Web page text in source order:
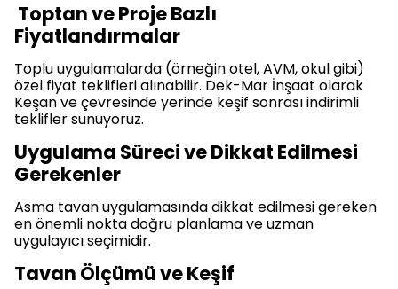
Toptan ve Proje Bazlı
Fiyatlandırmalar
Toplu uygulamalarda (örneğin otel, AVM, okul gibi)
özel fiyat teklifleri alınabilir. Dek-Mar İnşaat olarak
Keşan ve çevresinde yerinde keşif sonrası indirimli
teklifler sunuyoruz.
Uygulama Süreci ve Dikkat Edilmesi
Gerekenler
Asma tavan uygulamasında dikkat edilmesi gereken
en önemli nokta doğru planlama ve uzman
uygulayıcı seçimidir.
Tavan Ölçümü ve Keşif